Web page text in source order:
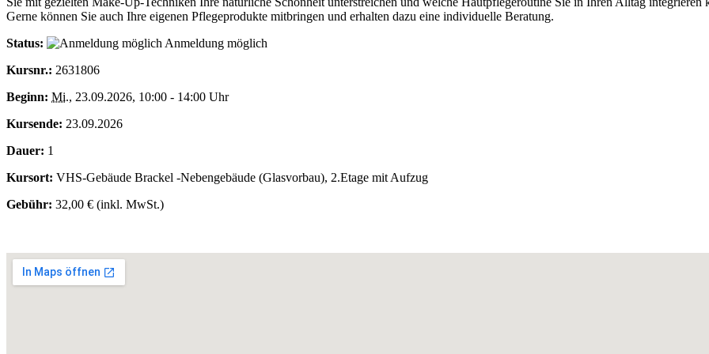
Gerne können Sie auch Ihre eigenen Pflegeprodukte mitbringen und erhalten dazu eine individuelle Beratung.
Status:
Anmeldung möglich
Kursnr.: 2631806
Beginn: Mi., 23.09.2026, 10:00 - 14:00 Uhr
Kursende: 23.09.2026
Dauer: 1
Kursort: VHS-Gebäude Brackel -Nebengebäude (Glasvorbau), 2.Etage mit Aufzug
Gebühr: 32,00 € (inkl. MwSt.)